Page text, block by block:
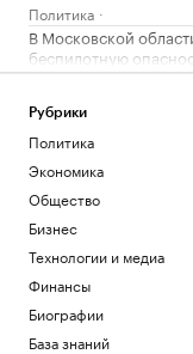
Политика
В Московской
беспилотную
В Московской
ночь объявили
Политика
Пентагон отстранил
отвечавшего за
фланг НАТО
В США произошло
пожарного
экипажа
Общество
Рубрики
Политика
Экономика
Общество
Бизнес
Технологии и медиа
Финансы
Биографии
База знаний